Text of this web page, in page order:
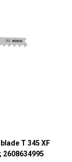
T 345 XF